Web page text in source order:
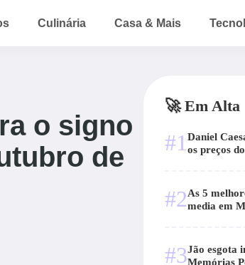
Culinária Casa & Mais
o signo
de
🚀 Em Alta
#1 Daniel
os preços
#2As 5
media em
#3Jão esgota
Memórias